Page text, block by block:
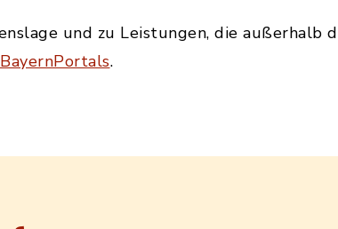
und zu Leistungen, die außerhalb
BayernPortals.